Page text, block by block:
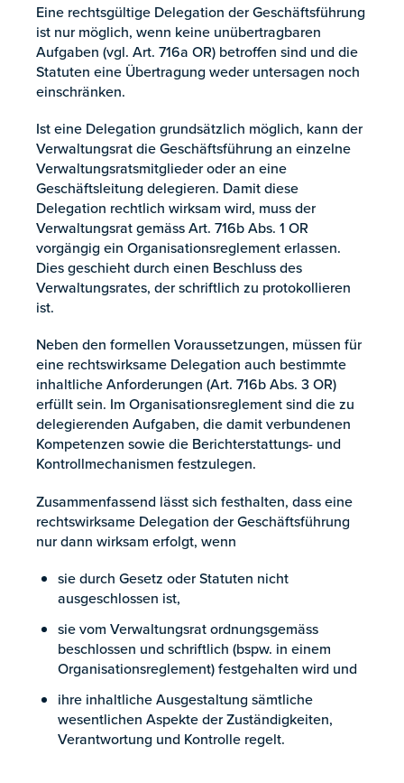
Eine rechtsgültige Delegation der Geschäftsführung
ist nur möglich, wenn keine unübertragbaren
Aufgaben (vgl. Art. 716a OR) betroffen sind und die
Statuten eine Übertragung weder untersagen noch
einschränken.
Ist eine Delegation grundsätzlich möglich, kann der
Verwaltungsrat die Geschäftsführung an einzelne
Verwaltungsratsmitglieder oder an eine
Geschäftsleitung delegieren. Damit diese
Delegation rechtlich wirksam wird, muss der
Verwaltungsrat gemäss Art. 716b Abs. 1 OR
vorgängig ein Organisationsreglement erlassen.
Dies geschieht durch einen Beschluss des
Verwaltungsrates, der schriftlich zu protokollieren
ist.
Neben den formellen Voraussetzungen, müssen für
eine rechtswirksame Delegation auch bestimmte
inhaltliche Anforderungen (Art. 716b Abs. 3 OR)
erfüllt sein. Im Organisationsreglement sind die zu
delegierenden Aufgaben, die damit verbundenen
Kompetenzen sowie die Berichterstattungs- und
Kontrollmechanismen festzulegen.
Zusammenfassend lässt sich festhalten, dass eine
rechtswirksame Delegation der Geschäftsführung
nur dann wirksam erfolgt, wenn
sie durch Gesetz oder Statuten nicht
ausgeschlossen ist,
sie vom Verwaltungsrat ordnungsgemäss
beschlossen und schriftlich (bspw. in einem
Organisationsreglement) festgehalten wird und
ihre inhaltliche Ausgestaltung sämtliche
wesentlichen Aspekte der Zuständigkeiten,
Verantwortung und Kontrolle regelt.